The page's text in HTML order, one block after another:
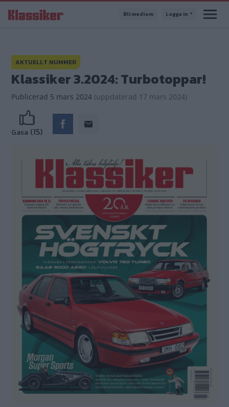
till
Bli medlem Logga in
AKTUELLT NUMMER
Klassiker 3.2024: Turbotoppar!
Publicerad 5 mars 2024 (uppdaterad 17 mars 2024)
Gasa (15)